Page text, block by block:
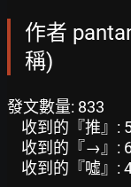
作者
稱)
發文數量: 833
收到的『推』:
收到的『→』:
收到的『噓』: